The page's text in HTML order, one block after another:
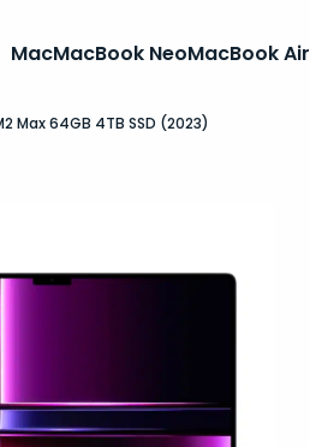
MacMacBook NeoMacBook Air
Max 64GB 4TB SSD (2023)